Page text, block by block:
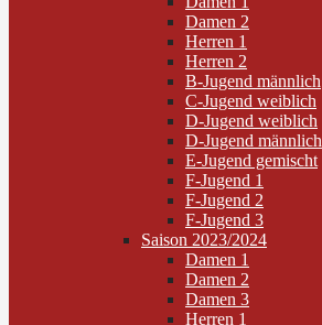
Damen 2
Herren 1
Herren 2
B-Jugend männlich
C-Jugend weiblich
D-Jugend weiblich
D-Jugend männlich
E-Jugend gemischt
F-Jugend 1
F-Jugend 2
F-Jugend 3
Saison 2023/2024
Damen 1
Damen 2
Damen 3
Herren 1